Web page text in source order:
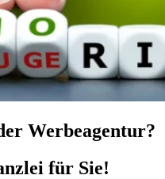
Werbeagentur?
für Sie!